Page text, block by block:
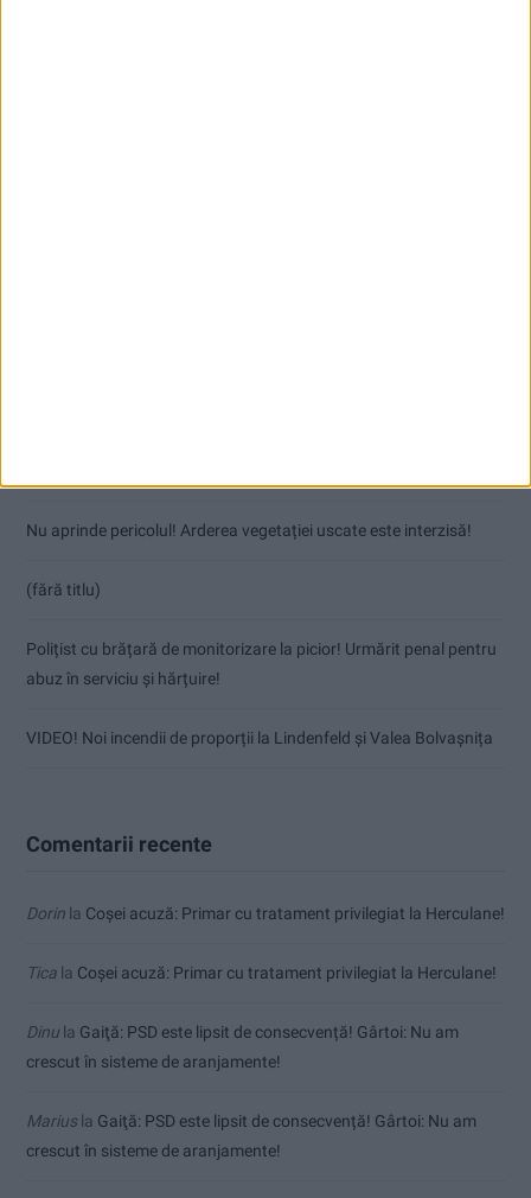
Nu aprinde pericolul! Arderea vegetației uscate este interzisă!
(fără titlu)
Polițist cu brățară de monitorizare la picior! Urmărit penal pentru
abuz în serviciu și hărțuire!
VIDEO! Noi incendii de proporții la Lindenfeld și Valea Bolvașnița
Comentarii recente
Dorin la Coșei acuză: Primar cu tratament privilegiat la Herculane!
Tica la Coșei acuză: Primar cu tratament privilegiat la Herculane!
Dinu la Gaiţă: PSD este lipsit de consecvență! Gârtoi: Nu am
crescut în sisteme de aranjamente!
Mariusla Gaiţă: PSD este lipsit de consecvență! Gârtoi: Nu am
crescut în sisteme de aranjamente!